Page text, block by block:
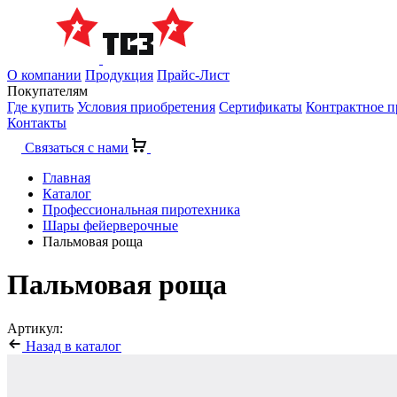
О компании Продукция Прайс-Лист
Покупателям
Где купить Условия приобретения Сертификаты Контрактное
Контакты
Связаться с нами
Главная
Каталог
Профессиональная пиротехника
Шары фейерверочные
Пальмовая роща
Пальмовая роща
Артикул:
Назад в каталог